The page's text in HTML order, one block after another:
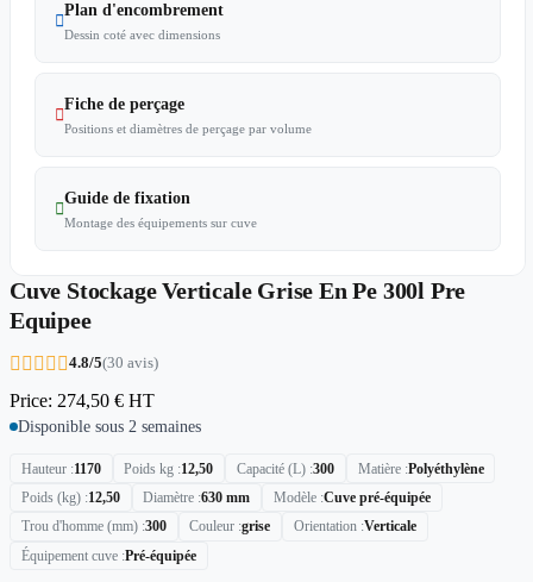

Plan d'encombrement
Dessin coté avec dimensions

Fiche de perçage
Positions et diamètres de perçage par volume

Guide de fixation
Montage des équipements sur cuve
Cuve Stockage Verticale Grise En Pe 300l Pre
Equipee
    4.8/5(30 avis)
Price: 274,50 € HT
Disponible sous 2 semaines
Hauteur 1170 Poids kg 12,50 Capacité (L) 300 Matière Polyéthylène
Poids (kg) 12,50 Diamètre 630 mm Modèle Cuve pré-équipée
Trou d'homme (mm) 300 Couleur grise Orientation Verticale
Équipement cuve Pré-équipée